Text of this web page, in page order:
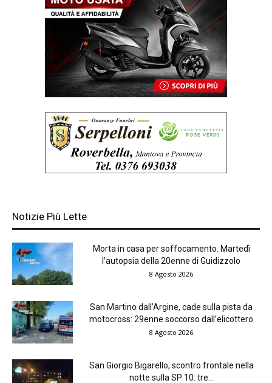
Notizie Più Lette
Morta in casa per soffocamento. Martedì
l’autopsia della 20enne di Guidizzolo
8 Agosto 2026
San Martino dall’Argine, cade sulla pista da
motocross: 29enne soccorso dall’elicottero
8 Agosto 2026
San Giorgio Bigarello, scontro frontale nella
notte sulla SP 10: tre...